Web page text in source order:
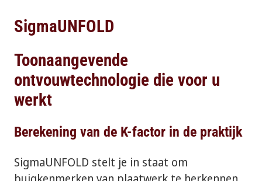
SigmaUNFOLD
Toonaangevende
ontvouwtechnologie die voor u
werkt
Berekening van de K-factor in de praktijk
SigmaUNFOLD stelt je in staat om